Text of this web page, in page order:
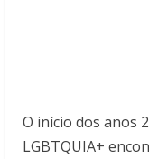
O início dos anos
LGBTQUIA+